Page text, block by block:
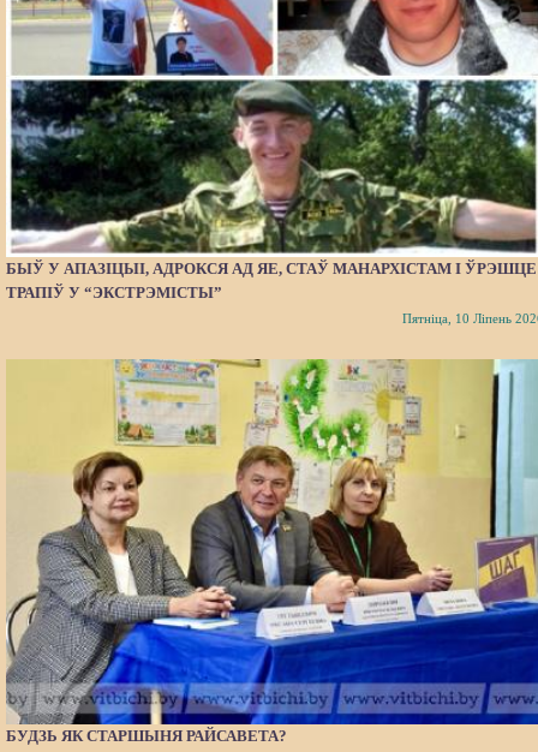
БЫЎ У АПАЗІЦЫІ, АДРОКСЯ АД ЯЕ, СТАЎ МАНАРХІСТАМ І ЎРЭШЦЕ
ТРАПІЎ У “ЭКСТРЭМІСТЫ”
Пятніца, 10 Ліпень
БУДЗЬ ЯК СТАРШЫНЯ РАЙСАВЕТА?